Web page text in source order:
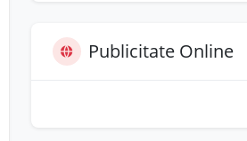
Publicitate Online